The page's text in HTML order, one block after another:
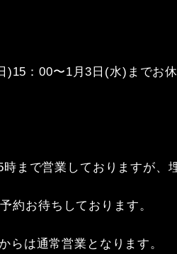
)15：00〜1月3日(水)までお
時まで営業しておりますが、
約お待ちしております。
らは通常営業となります。